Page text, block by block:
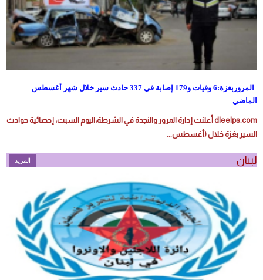
المروربغزة:6 وفيات و179 إصابة في 337 حادث سير خلال شهر أغسطس
الماضي
dleelps.com أعلنت إدارة المرور والنجدة في الشرطة،اليوم السبت، إحصائية حوادث
السير بغزة خلال (أغسطس...
لبنان المزيد